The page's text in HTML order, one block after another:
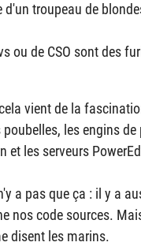
d'un troupeau de
ou de CSO sont des
vient de la
les engins
et les serveurs
a pas que ça : il y a
nos code sources.
disent les marins.